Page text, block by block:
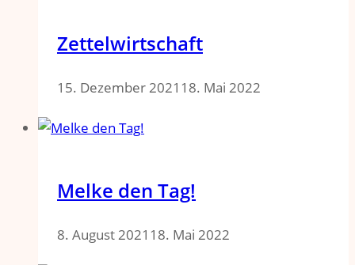
Zettelwirtschaft
15. Dezember 2021 18. Mai 2022
Melke den Tag!​
8. August 2021 18. Mai 2022